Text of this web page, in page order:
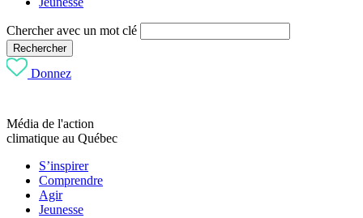
Chercher avec un mot clé
Rechercher
Donnez
Média de l'action
climatique au Québec
S’inspirer
Comprendre
Agir
Jeunesse